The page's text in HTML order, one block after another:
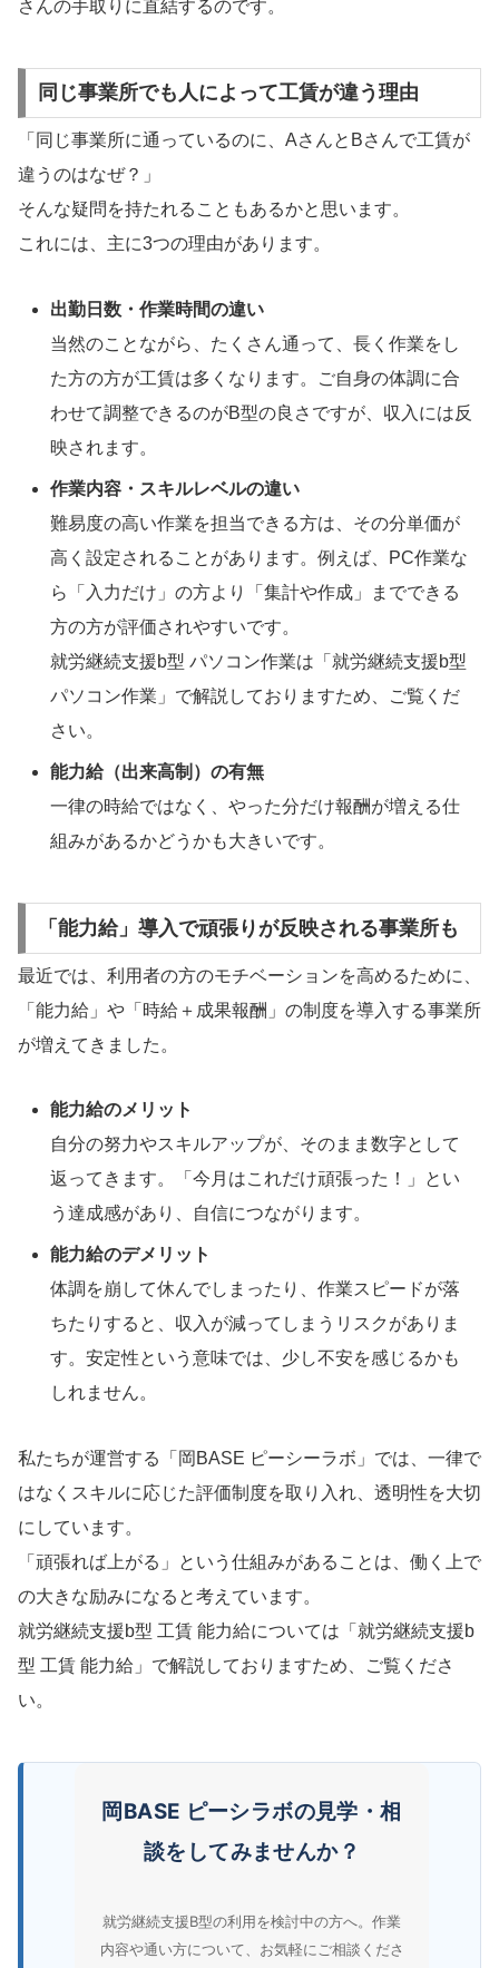
さんの手取りに直結するのです。
同じ事業所でも人によって工賃が違う理由
「同じ事業所に通っているのに、AさんとBさんで工賃が
違うのはなぜ？」
そんな疑問を持たれることもあるかと思います。
これには、主に3つの理由があります。
出勤日数・作業時間の違い
当然のことながら、たくさん通って、長く作業をし
た方の方が工賃は多くなります。ご自身の体調に合
わせて調整できるのがB型の良さですが、収入には反
映されます。
作業内容・スキルレベルの違い
難易度の高い作業を担当できる方は、その分単価が
高く設定されることがあります。例えば、PC作業な
ら「入力だけ」の方より「集計や作成」までできる
方の方が評価されやすいです。
就労継続支援b型 パソコン作業は「就労継続支援b型
パソコン作業」で解説しておりますため、ご覧くだ
さい。
能力給（出来高制）の有無
一律の時給ではなく、やった分だけ報酬が増える仕
組みがあるかどうかも大きいです。
「能力給」導入で頑張りが反映される事業所も
最近では、利用者の方のモチベーションを高めるために、
「能力給」や「時給＋成果報酬」の制度を導入する事業所
が増えてきました。
能力給のメリット
自分の努力やスキルアップが、そのまま数字として
返ってきます。「今月はこれだけ頑張った！」とい
う達成感があり、自信につながります。
能力給のデメリット
体調を崩して休んでしまったり、作業スピードが落
ちたりすると、収入が減ってしまうリスクがありま
す。安定性という意味では、少し不安を感じるかも
しれません。
私たちが運営する「岡BASE ピーシーラボ」では、一律で
はなくスキルに応じた評価制度を取り入れ、透明性を大切
にしています。
「頑張れば上がる」という仕組みがあることは、働く上で
の大きな励みになると考えています。
就労継続支援b型 工賃 能力給については「就労継続支援b
型 工賃 能力給」で解説しておりますため、ご覧くださ
い。
岡BASE ピーシラボの見学・相
談をしてみませんか？
就労継続支援B型の利用を検討中の方へ。作業
内容や通い方について、お気軽にご相談くださ